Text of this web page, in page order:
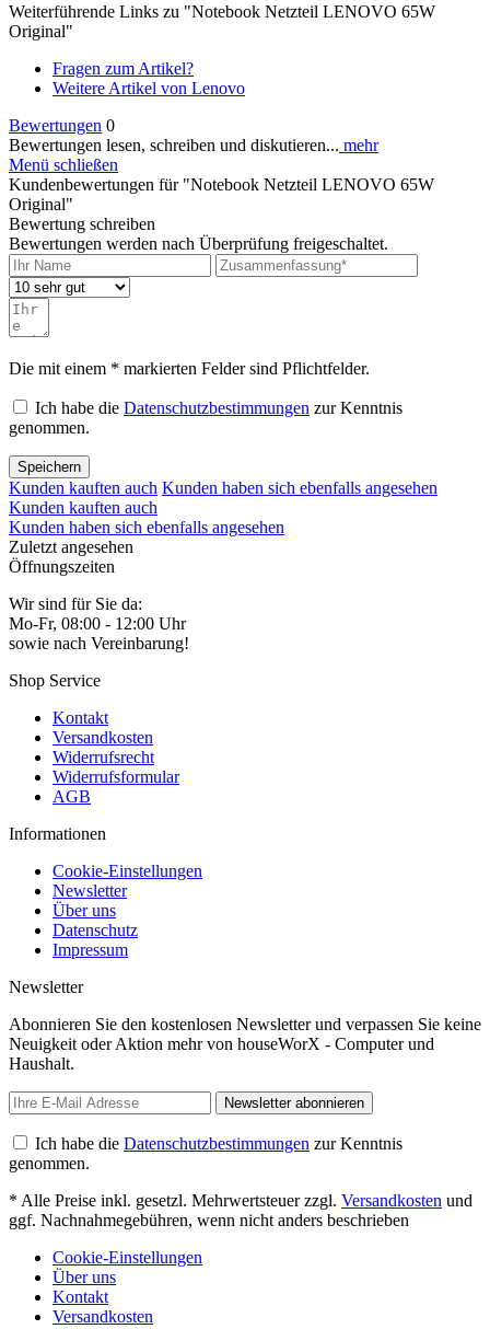
Weiterführende Links zu "Notebook Netzteil LENOVO 65W
Original"
Fragen zum Artikel?
Weitere Artikel von Lenovo
Bewertungen 0
Bewertungen lesen, schreiben und diskutieren... mehr
Menü schließen
Kundenbewertungen für "Notebook Netzteil LENOVO 65W
Original"
Bewertung schreiben
Bewertungen werden nach Überprüfung freigeschaltet.
Die mit einem * markierten Felder sind Pflichtfelder.
Ich habe die Datenschutzbestimmungen zur Kenntnis
genommen.
Speichern
Kunden kauften auch Kunden haben sich ebenfalls angesehen
Kunden kauften auch
Kunden haben sich ebenfalls angesehen
Zuletzt angesehen
Öffnungszeiten
Wir sind für Sie da:
Mo-Fr, 08:00 - 12:00 Uhr
sowie nach Vereinbarung!
Shop Service
Kontakt
Versandkosten
Widerrufsrecht
Widerrufsformular
AGB
Informationen
Cookie-Einstellungen
Newsletter
Über uns
Datenschutz
Impressum
Newsletter
Abonnieren Sie den kostenlosen Newsletter und verpassen Sie keine
Neuigkeit oder Aktion mehr von houseWorX - Computer und
Haushalt.
Newsletter abonnieren
Ich habe die Datenschutzbestimmungen zur Kenntnis
genommen.
* Alle Preise inkl. gesetzl. Mehrwertsteuer zzgl. Versandkosten und
ggf. Nachnahmegebühren, wenn nicht anders beschrieben
Cookie-Einstellungen
Über uns
Kontakt
Versandkosten